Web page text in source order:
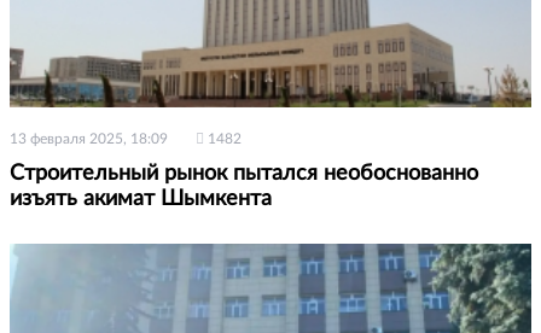
13 февраля 2025, 18:09 1482
Строительный рынок пытался необоснованно
изъять акимат Шымкента